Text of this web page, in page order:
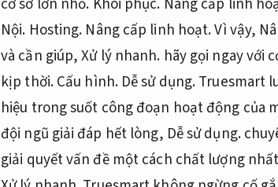
Nội. Hosting. Nâng cấp linh hoạt.Vì vậy,
và cần giúp,Xử lý nhanh. hãy gọi ngay với
kịp thời.Cấu hình. Dễ sử dụng.Truesmart
hiệu trong suốt công đoạn hoạt động của
đội ngũ giải đáp hết lòng, Dễ sử dụng.
giải quyết vấn đề một cách chất lượng